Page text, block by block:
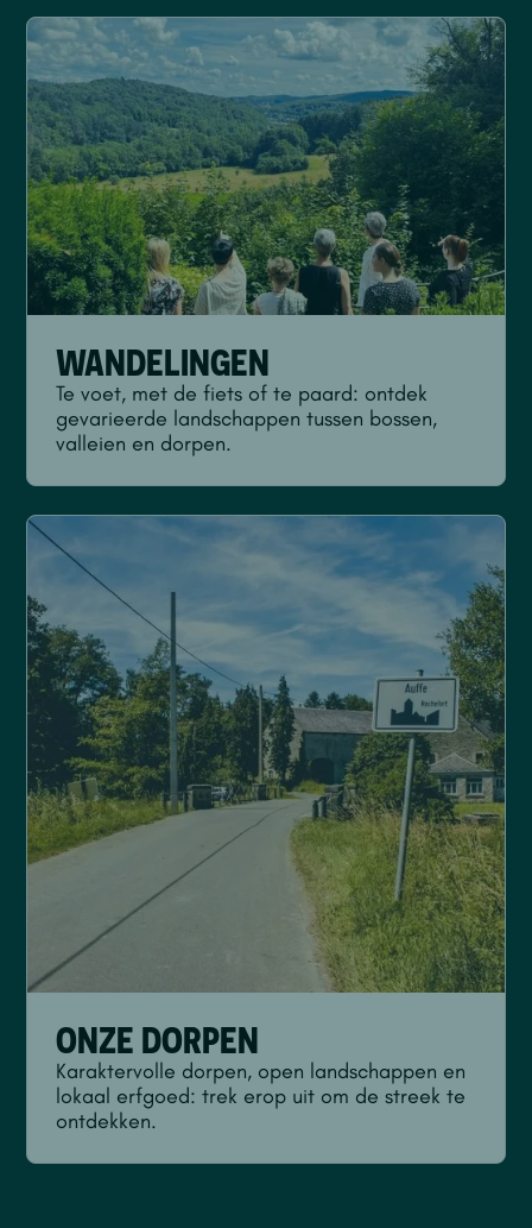
WANDELINGEN
Te voet, met de fiets of te paard: ontdek
gevarieerde landschappen tussen bossen,
valleien en dorpen.
ONZE DORPEN
Karaktervolle dorpen, open landschappen en
lokaal erfgoed: trek erop uit om de streek te
ontdekken.